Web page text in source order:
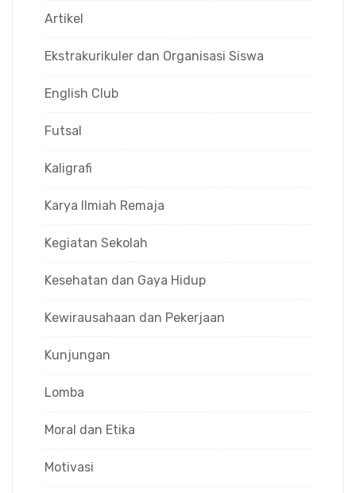
Artikel
Ekstrakurikuler dan Organisasi Siswa
English Club
Futsal
Kaligrafi
Karya Ilmiah Remaja
Kegiatan Sekolah
Kesehatan dan Gaya Hidup
Kewirausahaan dan Pekerjaan
Kunjungan
Lomba
Moral dan Etika
Motivasi